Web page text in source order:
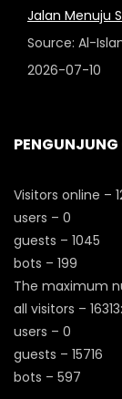
Jalan Menuju
Source: Al-
2026-07-10
PENGUNJUNG
Visitors online –
users – 0
guests – 1045
bots – 199
The maximum
all visitors – 16313:
users – 0
guests – 15716
bots – 597